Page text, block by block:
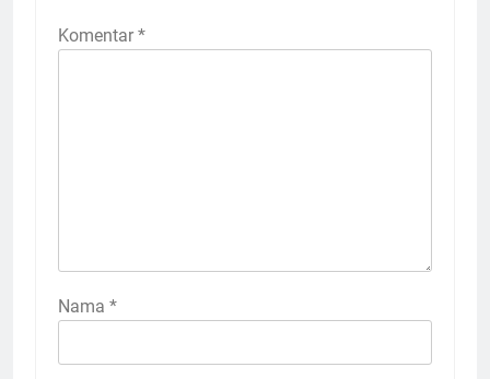
Komentar *
Nama *